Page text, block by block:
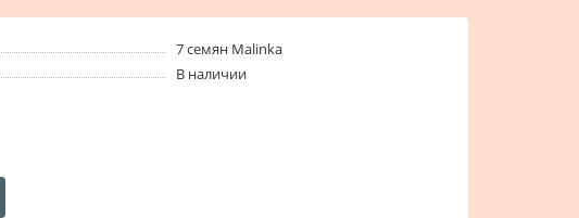
7 семян Malinka
В наличии